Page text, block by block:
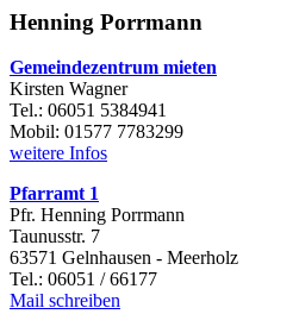
Henning Porrmann
Gemeindezentrum mieten
Kirsten Wagner
Tel.: 06051 5384941
Mobil: 01577 7783299
weitere Infos
Pfarramt 1
Pfr. Henning Porrmann
Taunusstr. 7
63571 Gelnhausen - Meerholz
Tel.: 06051 / 66177
Mail schreiben